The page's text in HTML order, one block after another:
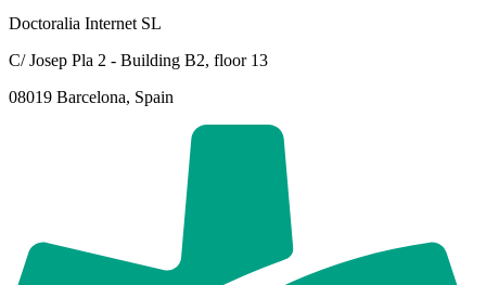
Doctoralia Internet SL
C/ Josep Pla 2 - Building B2, floor 13
08019 Barcelona, Spain